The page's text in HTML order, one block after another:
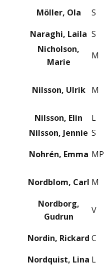
Möller, Ola S
Naraghi, Laila S
Nicholson,
Marie
M
Nilsson, Ulrik M
Nilsson, Elin L
Nilsson, Jennie S
Nohrén, Emma MP
Nordblom, Carl M
Nordborg,
Gudrun
V
Nordin, Rickard C
Nordquist, Lina L